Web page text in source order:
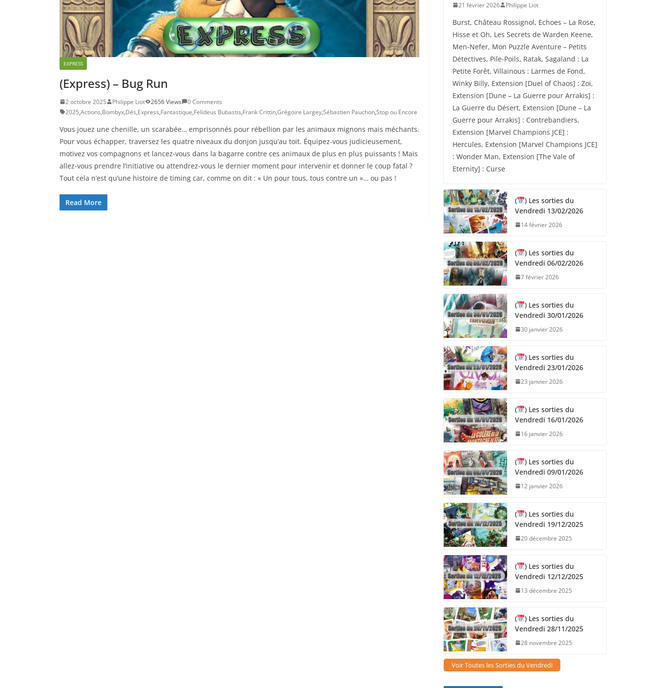
EXPRESS
(Express) – Bug Run
2 octobre 2025 Philippe Liot 2656 Views
0 Comments
2025,Actions,Bombyx,Dés,Express,Fantastique,Felideus Bubastis,Frank Crittin,Grégoire Largey,Sébastien Pauchon,Stop ou Encore
Vous jouez une chenille, un scarabée… emprisonnés pour rébellion par les animaux mignons mais méchants.
Pour vous échapper, traversez les quatre niveaux du donjon jusqu’au toit. Équipez-vous judicieusement,
motivez vos compagnons et lancez-vous dans la bagarre contre ces animaux de plus en plus puissants ! Mais
allez-vous prendre l’initiative ou attendrez-vous le dernier moment pour intervenir et donner le coup fatal ?
Tout cela n’est qu’une histoire de timing car, comme on dit : « Un pour tous, tous contre un »… ou pas !
Read More
21 février 2026 Philippe Liot
Burst, Château Rossignol, Echoes – La Rose,
Hisse et Oh, Les Secrets de Warden Keene,
Men-Nefer, Mon Puzzle Aventure – Petits
Détectives, Pile-Poils, Ratak, Sagaland : La
Petite Forêt, Villainous : Larmes de Fond,
Winky Billy, Extension [Duel of Chaos] : Zoi,
Extension [Dune – La Guerre pour Arrakis] :
La Guerre du Désert, Extension [Dune – La
Guerre pour Arrakis] : Contrebandiers,
Extension [Marvel Champions JCE] :
Hercules, Extension [Marvel Champions JCE]
: Wonder Man, Extension [The Vale of
Eternity] : Curse
(
) Les sorties du
Vendredi 13/02/2026
14 février 2026
(
) Les sorties du
Vendredi 06/02/2026
7 février 2026
(
) Les sorties du
Vendredi 30/01/2026
30 janvier 2026
(
) Les sorties du
Vendredi 23/01/2026
23 janvier 2026
(
) Les sorties du
Vendredi 16/01/2026
16 janvier 2026
(
) Les sorties du
Vendredi 09/01/2026
12 janvier 2026
(
) Les sorties du
Vendredi 19/12/2025
20 décembre 2025
(
) Les sorties du
Vendredi 12/12/2025
13 décembre 2025
(
) Les sorties du
Vendredi 28/11/2025
28 novembre 2025
Voir Toutes les Sorties du Vendredi